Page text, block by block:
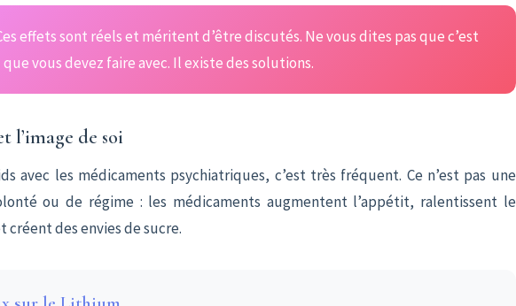
effets sont réels et méritent d’être discutés. Ne vous dites pas que c’est
que vous devez faire avec. Il existe des solutions.
l’image de soi
avec les médicaments psychiatriques, c’est très fréquent. Ce n’est pas une
ou de régime : les médicaments augmentent l’appétit, ralentissent le
créent des envies de sucre.